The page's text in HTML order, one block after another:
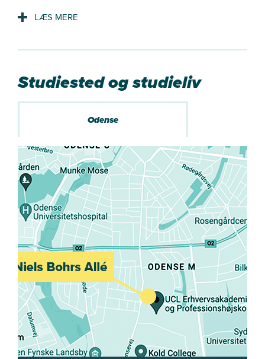
- På Kibuli Hospital i Kampala, et muslimsk privathospital,
røntgen, CT, MR og ultralyd.
- Hospitalet havde netop fået en MR-scanner. Én af blot syv i
- Der blev udført maksimalt fire MR- og to CT-scanninger om
dagen. Kun til de mest akutte tilfælde.
Hvordan håndterer man få ressourcer i hverdagen?
- Røntgenafdelingen brugte en ”blind teknik” uden skærme på
stuen eller gennemlysning.
- Billederne blev printet, da hospitalet ikke havde et digitalt
arkivsystem, og patienterne medbragte selv deres billeder ved
hvert besøg.
- Det var imponerende at se, hvordan personalet fik meget ud
af få ressourcer.
Studiested og studieliv
Odense